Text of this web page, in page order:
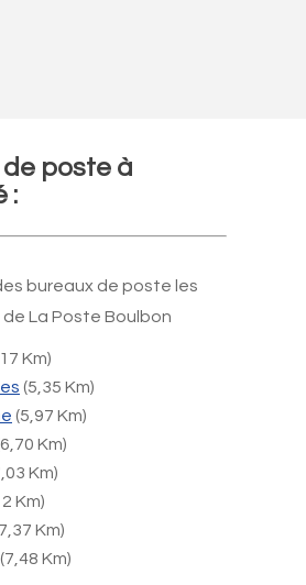
de poste à
:
bureaux de poste les
La Poste Boulbon
Km)
(5,35 Km)
(5,97 Km)
Km)
Km)
Km)
Km)
(7,48 Km)